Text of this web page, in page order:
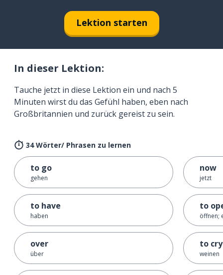
Lektion starten
In dieser Lektion:
Tauche jetzt in diese Lektion ein und nach 5
Minuten wirst du das Gefühl haben, eben nach
Großbritannien und zurück gereist zu sein.
34 Wörter/ Phrasen zu lernen
to go
gehen
to have
haben
over
über
now
jetzt
to
öffnen;
to cry
weinen